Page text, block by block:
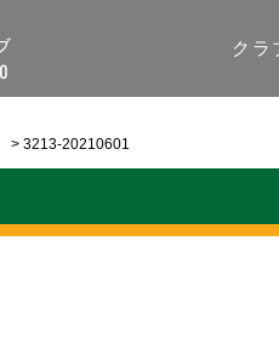
クラ
> 3213-20210601